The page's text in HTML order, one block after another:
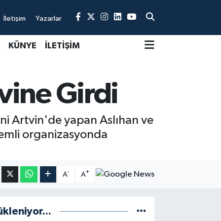
İletişim Yazarlar
KÜNYE İLETİŞİM
Girdi
Artvin'de yapan Aslıhan ve
organizasyonda
A- A+